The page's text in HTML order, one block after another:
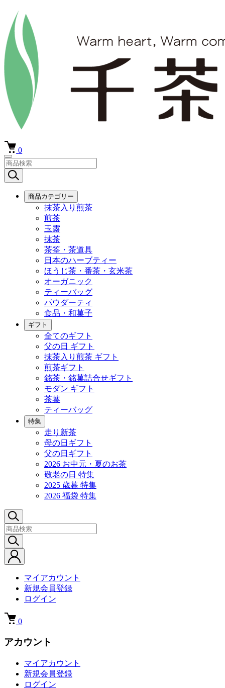
0
商品カテゴリー
抹茶入り煎茶
煎茶
玉露
抹茶
茶筌・茶道具
日本のハーブティー
ほうじ茶・番茶・玄米茶
オーガニック
ティーバッグ
パウダーティ
食品・和菓子
ギフト
全てのギフト
父の日 ギフト
抹茶入り煎茶 ギフト
煎茶ギフト
銘茶・銘菓詰合せギフト
モダン ギフト
茶葉
ティーバッグ
特集
走り新茶
母の日ギフト
父の日ギフト
2026 お中元・夏のお茶
敬老の日 特集
2025 歳暮 特集
2026 福袋 特集
マイアカウント
新規会員登録
ログイン
0
アカウント
マイアカウント
新規会員登録
ログイン